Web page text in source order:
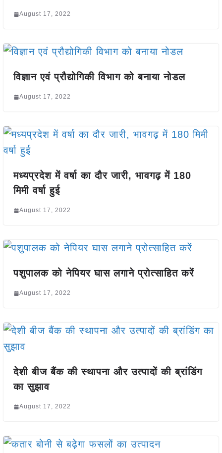
August 17, 2022
विज्ञान एवं प्रौद्योगिकी विभाग को बनाया नोडल
August 17, 2022
मध्यप्रदेश में वर्षा का दौर जारी, भावगढ़ में 180
मिमी वर्षा हुई
August 17, 2022
पशुपालक को नेपियर घास लगाने प्रोत्साहित करेंं
August 17, 2022
देशी बीज बैंक की स्थापना और उत्पादों की ब्रांडिंग
का सुझाव
August 17, 2022